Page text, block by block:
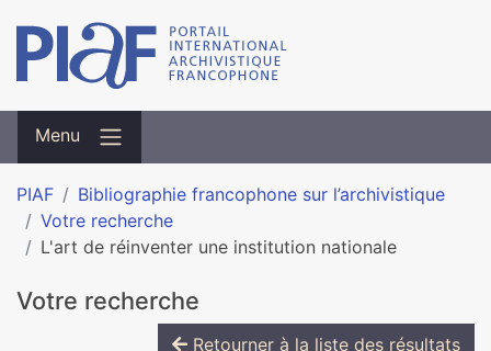
Menu
PIAF
Bibliographie francophone sur l’archivistique
Votre recherche
L'art de réinventer une institution nationale
Votre recherche
Retourner à la liste des résultats